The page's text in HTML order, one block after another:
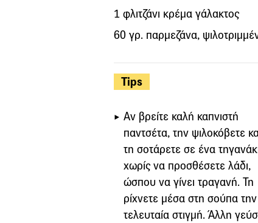
1 φλιτζάνι κρέμα γάλακτος
60 γρ. παρμεζάνα,
Tips
Αν βρείτε καλή καπνιστή
παντσέτα, την ψιλοκόβετε
τη σοτάρετε σε ένα
χωρίς να προσθέσετε λάδι,
ώσπου να γίνει τραγανή. Τη
ρίχνετε μέσα στη σούπα την
τελευταία στιγμή. Άλλη